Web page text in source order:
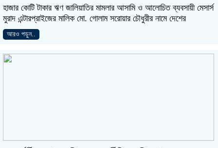
হাজার কোটি টাকার ঋণ জালিয়াতির মামলার আসামি ও আলোচিত ব্যবসায়ী মেসার্স
মুরাদ এন্টারপ্রাইজের মালিক মো. গোলাম সরোয়ার চৌধুরীর নামে দেশের
আরও পড়ুন..